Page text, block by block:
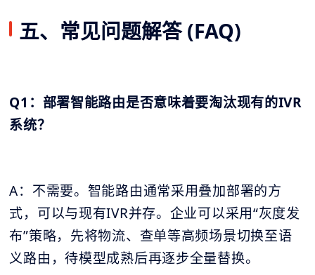
五、常见问题解答 (FAQ)
Q1：部署智能路由是否意味着要淘汰现有的IVR
系统？
A：不需要。智能路由通常采用叠加部署的方
式，可以与现有IVR并存。企业可以采用“灰度发
布”策略，先将物流、查单等高频场景切换至语
义路由，待模型成熟后再逐步全量替换。